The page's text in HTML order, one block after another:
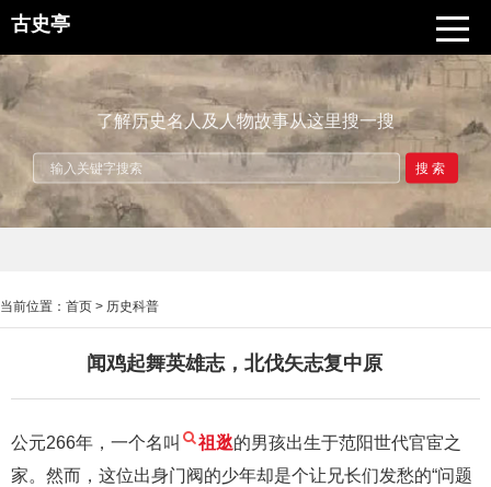
古史亭
了解历史名人及人物故事从这里搜一搜
搜索
当前位置： 首页 > 历史科普
闻鸡起舞英雄志，北伐矢志复中原
公元266年，一个名叫 祖逖的男孩出生于范阳世代官宦之
家。然而，这位出身门阀的少年却是个让兄长们发愁的“问题